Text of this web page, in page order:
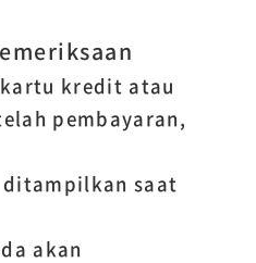
kredit atau
pembayaran,
saat
akan